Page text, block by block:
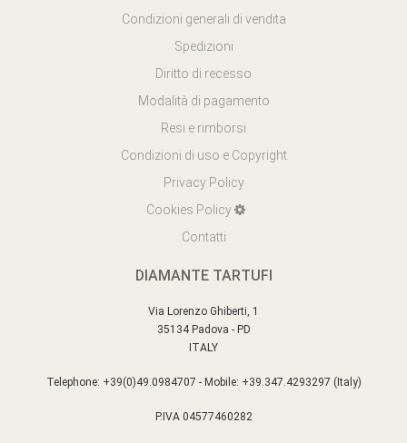
Condizioni generali di vendita
Spedizioni
Diritto di recesso
Modalità di pagamento
Resi e rimborsi
Condizioni di uso e Copyright
Privacy Policy
Cookies Policy
Contatti
DIAMANTE TARTUFI
Via Lorenzo Ghiberti, 1
35134 Padova - PD
ITALY
Telephone: +39(0)49.0984707 - Mobile: +39.347.4293297 (Italy)
P.IVA 04577460282